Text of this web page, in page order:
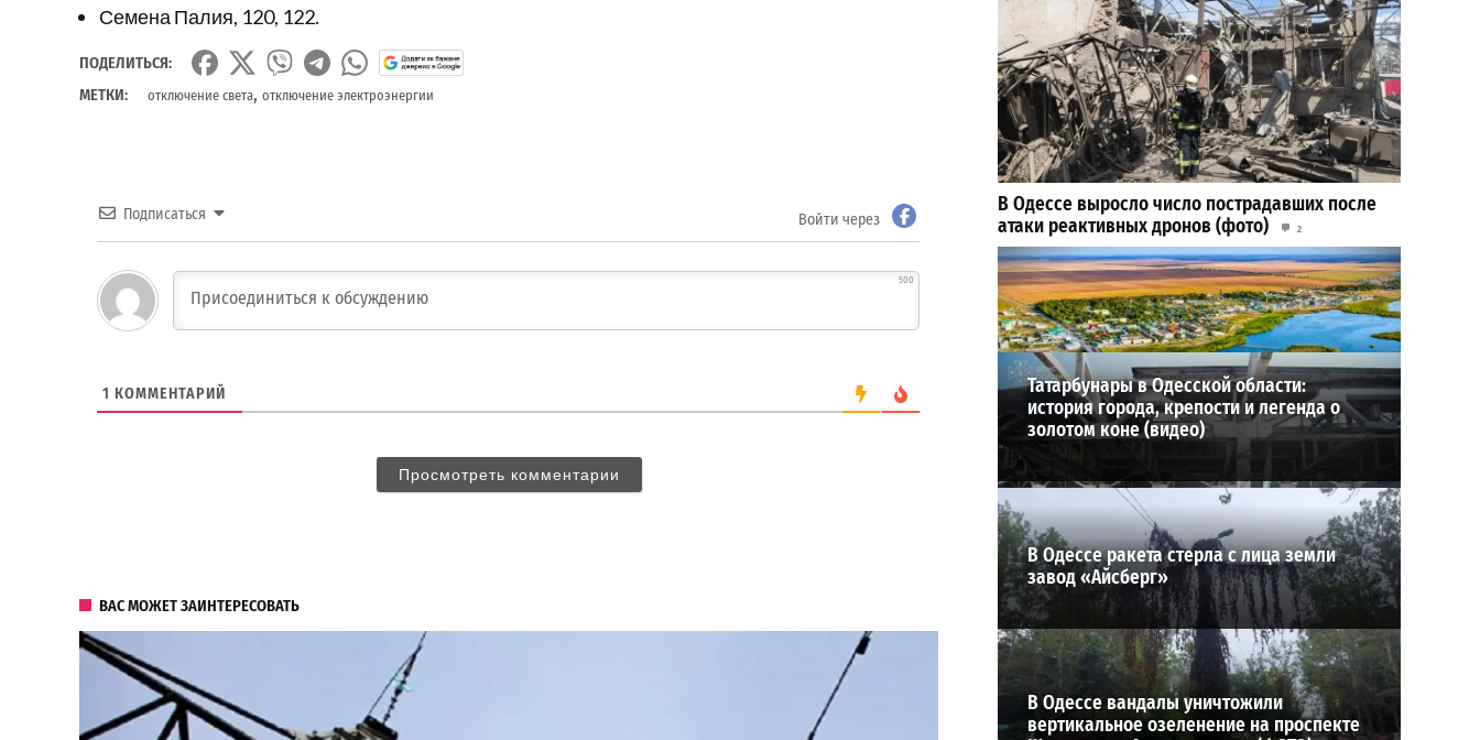
Семена Палия, 120, 122.
ПОДЕЛИТЬСЯ:
МЕТКИ:
отключение света, отключение электроэнергии
Подписаться Войти через
500
1 КОММЕНТАРИЙ
Просмотреть комментарии
ВАС МОЖЕТ ЗАИНТЕРЕСОВАТЬ
В Одессе выросло число пострадавших после
атаки реактивных дронов (фото)
2
24-07-2026 в 14:29
ВИБОР РЕДАКЦИИ
Татарбунары в Одесской области:
история города, крепости и легенда о
золотом коне (видео)
В Одессе ракета стерла с лица земли
завод «Айсберг»
В Одессе вандалы уничтожили
вертикальное озеленение на проспекте